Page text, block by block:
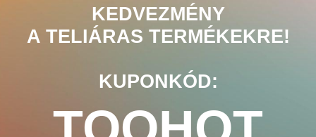
KEDVEZMÉNY
A TELIÁRAS TERMÉKEKRE!
KUPONKÓD: